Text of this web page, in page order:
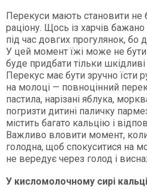
Перекуси мають становити не
раціону. Щось із харчів
під час довгих прогулянок, бо
У цей момент їжі може не
буде придбати тільки
Перекус має бути зручно їсти
на молоці — повноцінний
пастила, нарізані яблука,
погризти дитині паличку
містить багато кальцію і
Важливо вловити момент,
голодна, щоб спокуситися на
не вередує через голод і
У кисломолочному сирі